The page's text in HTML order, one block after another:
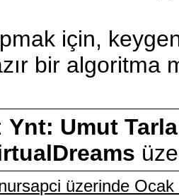
için, keygen
bir algoritma
Ynt: Umut
üzerinde